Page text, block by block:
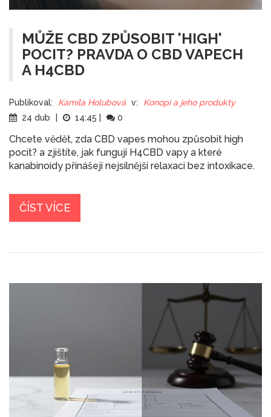
MŮŽE CBD ZPŮSOBIT 'HIGH'
POCIT? PRAVDA O CBD VAPECH
A H4CBD
Publikoval: Kamila Holubová v:
Konopí a jeho produkty
24 dub
14:45 0
Chcete vědět, zda CBD vapes mohou způsobit high
pocit? a zjištíte, jak fungují H4CBD vapy a které
kanabinoidy přinášejí nejsilnější relaxaci bez intoxikace.
ČÍST VÍCE